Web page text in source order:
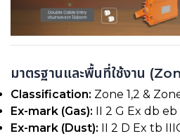
มาตรฐานและพื้นที่ใช้งาน
Classification: Zone 1,2 &
Ex-mark (Gas):
II 2 G Ex db
Ex-mark (Dust):
II 2 D Ex tb